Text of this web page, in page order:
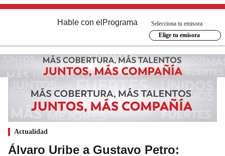
Hable con el Programa
Selecciona tu emisora
Elige tu emisora
Actualidad
Álvaro Uribe a Gustavo Petro: